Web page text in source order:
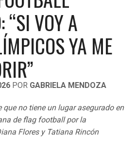
“SI VOY A
YA ME
POR GABRIELA MENDOZA
que no tiene un lugar asegurado en
de flag football por la
Flores y Tatiana Rincón